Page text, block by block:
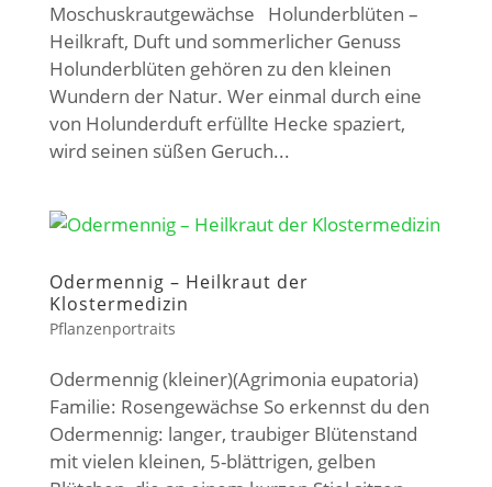
Moschuskrautgewächse Holunderblüten –
Heilkraft, Duft und sommerlicher Genuss
Holunderblüten gehören zu den kleinen
Wundern der Natur. Wer einmal durch eine
von Holunderduft erfüllte Hecke spaziert,
wird seinen süßen Geruch...
Odermennig – Heilkraut der
Klostermedizin
Pflanzenportraits
Odermennig (kleiner)(Agrimonia eupatoria)
Familie: Rosengewächse So erkennst du den
Odermennig: langer, traubiger Blütenstand
mit vielen kleinen, 5-blättrigen, gelben